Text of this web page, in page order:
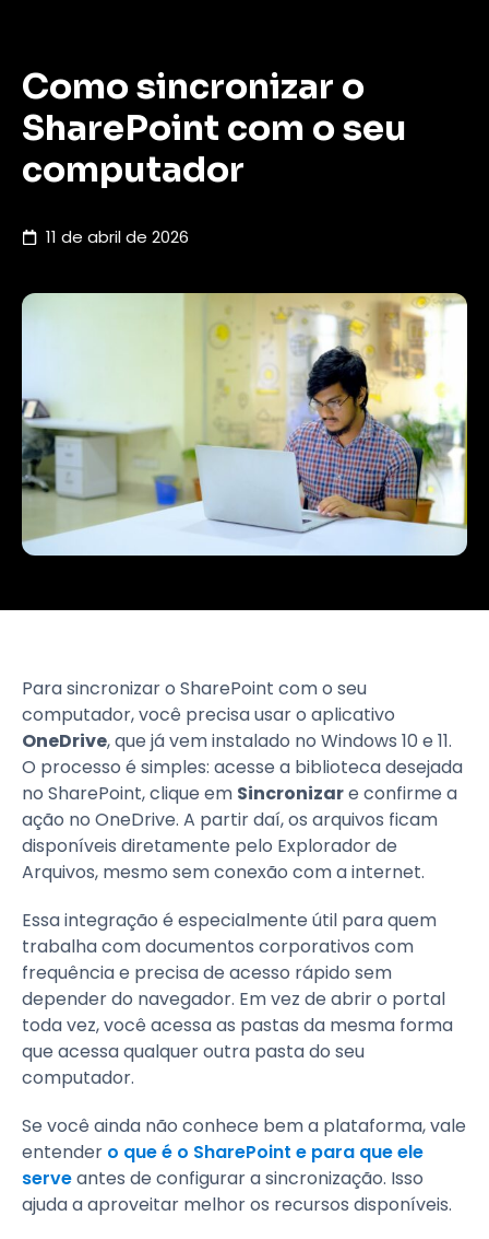
Como sincronizar o
SharePoint com o seu
computador
11 de abril de 2026
Para sincronizar o SharePoint com o seu
computador, você precisa usar o aplicativo
OneDrive, que já vem instalado no Windows 10 e 11.
O processo é simples: acesse a biblioteca desejada
no SharePoint, clique em Sincronizare confirme a
ação no OneDrive. A partir daí, os arquivos ficam
disponíveis diretamente pelo Explorador de
Arquivos, mesmo sem conexão com a internet.
Essa integração é especialmente útil para quem
trabalha com documentos corporativos com
frequência e precisa de acesso rápido sem
depender do navegador. Em vez de abrir o portal
toda vez, você acessa as pastas da mesma forma
que acessa qualquer outra pasta do seu
computador.
Se você ainda não conhece bem a plataforma, vale
entender o que é o SharePoint e para que ele
serveantes de configurar a sincronização. Isso
ajuda a aproveitar melhor os recursos disponíveis.